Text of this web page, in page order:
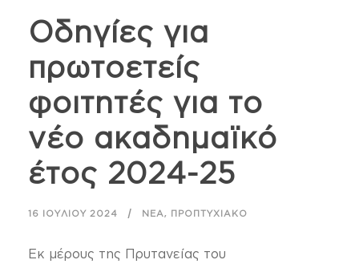
Οδηγίες για
πρωτοετείς
φοιτητές για το
νέο ακαδημαϊκό
έτος 2024-25
16 ΙΟΥΛΊΟΥ 2024 ΝΈΑ, ΠΡΟΠΤΥΧΙΑΚΌ
Εκ μέρους της Πρυτανείας του